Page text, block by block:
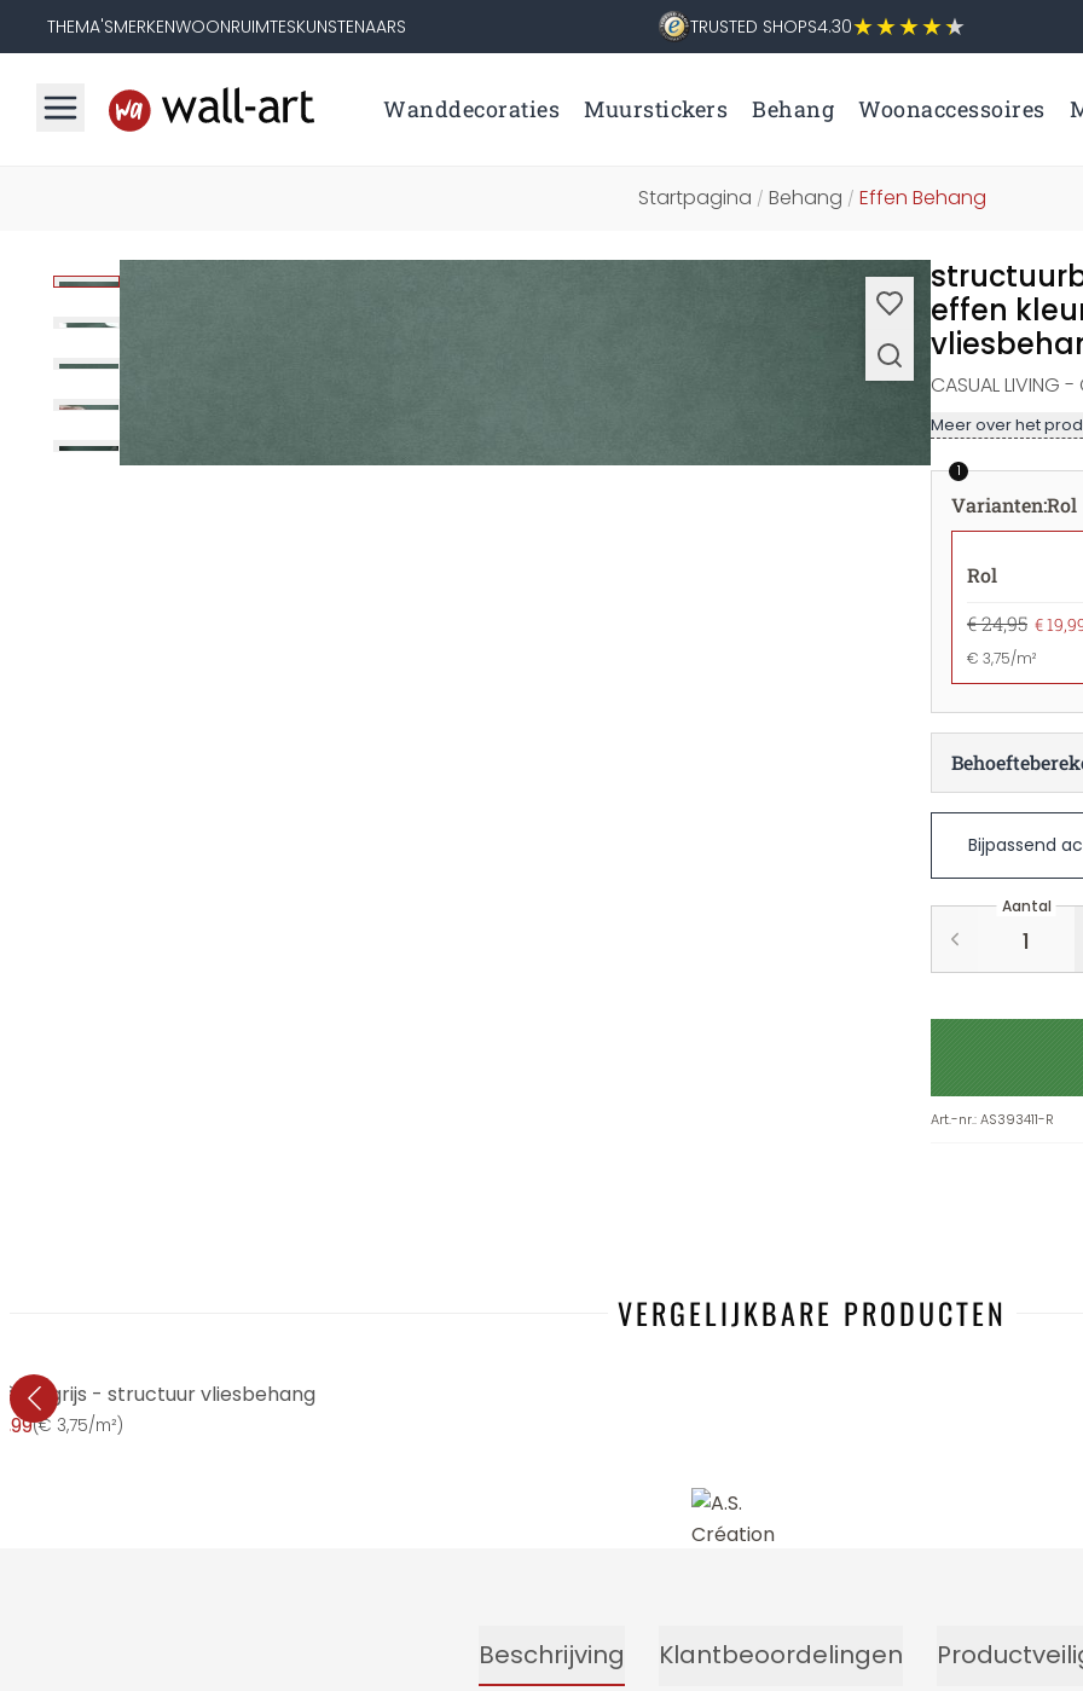
THEMA'SMERKENWOONRUIMTESKUNSTENAARS TRUSTED SHOPS4.30
Wanddecoraties Muurstickers Behang Woonaccessoires
Startpagina / Behang / Effen Behang
effen
CASUAL
Meer over het
1
Varianten:Rol
Rol
€ 24,95 €
€ 3,75/m²
Bijpassend
Aantal
Art.-nr.:AS393411-R
VERGELIJKBARE PRODUCTEN
- structuur vliesbehang
(€ 3,75/m²)
Beschrijving Klantbeoordelingen